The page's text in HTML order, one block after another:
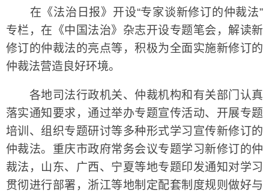
在《法治日报》开设“专家谈新修订的仲裁法”
专栏，在《中国法治》杂志开设专题笔会，解读新
修订的仲裁法的亮点等，积极为全面实施新修订的
仲裁法营造良好环境。
各地司法行政机关、仲裁机构和有关部门认真
落实通知要求，通过举办专题宣传活动、开展专题
培训、组织专题研讨等多种形式学习宣传新修订的
仲裁法。重庆市政府常务会议专题学习新修订的仲
裁法，山东、广西、宁夏等地专题印发通知对学习
贯彻进行部署，浙江等地制定配套制度规则做好与